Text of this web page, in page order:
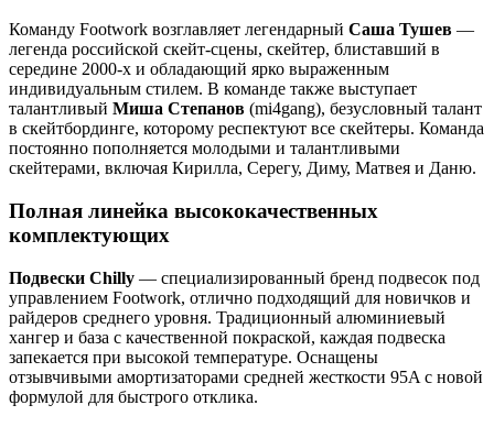
Команду Footwork возглавляет легендарный Саша Тушев —
легенда российской скейт-сцены, скейтер, блиставший в
середине 2000-х и обладающий ярко выраженным
индивидуальным стилем. В команде также выступает
талантливый Миша Степанов (mi4gang), безусловный талант
в скейтбординге, которому респектуют все скейтеры. Команда
постоянно пополняется молодыми и талантливыми
скейтерами, включая Кирилла, Серегу, Диму, Матвея и Даню.
Полная линейка высококачественных
комплектующих
Подвески Chilly — специализированный бренд подвесок под
управлением Footwork, отлично подходящий для новичков и
райдеров среднего уровня. Традиционный алюминиевый
хангер и база с качественной покраской, каждая подвеска
запекается при высокой температуре. Оснащены
отзывчивыми амортизаторами средней жесткости 95A с новой
формулой для быстрого отклика.